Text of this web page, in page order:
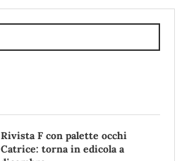
Rivista F con palette occhi
Catrice: torna in edicola a